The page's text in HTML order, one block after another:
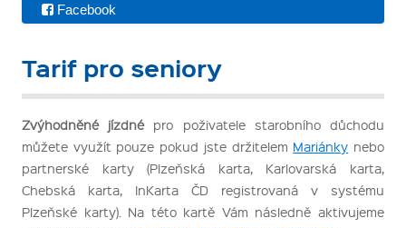
Facebook
Tarif pro seniory
Zvýhodněné jízdnépro poživatele starobního důchodu
můžete využít pouze pokud jste držitelem Mariánky nebo
partnerské karty (Plzeňská karta, Karlovarská karta,
Chebská karta, InKarta ČD registrovaná v systému
Plzeňské karty). Na této kartě Vám následně aktivujeme